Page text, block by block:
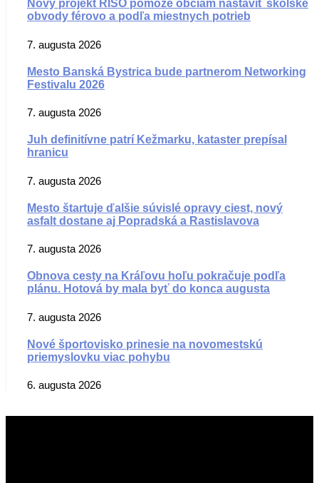
Nový projekt RIŠO pomôže obciam nastaviť školské
obvody férovo a podľa miestnych potrieb
7. augusta 2026
Mesto Banská Bystrica bude partnerom Networking
Festivalu 2026
7. augusta 2026
Juh definitívne patrí Kežmarku, kataster prepísal
hranicu
7. augusta 2026
Mesto štartuje ďalšie súvislé opravy ciest, nový
asfalt dostane aj Popradská a Rastislavova
7. augusta 2026
Obnova cesty na Kráľovu hoľu pokračuje podľa
plánu. Hotová by mala byť do konca augusta
7. augusta 2026
Nové športovisko prinesie na novomestskú
priemyslovku viac pohybu
6. augusta 2026